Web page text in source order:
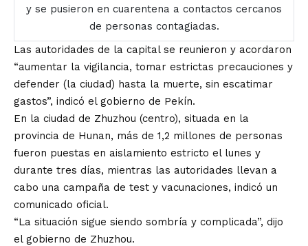
y se pusieron en cuarentena a contactos cercanos
de personas contagiadas.
Las autoridades de la capital se reunieron y acordaron
“aumentar la vigilancia, tomar estrictas precauciones y
defender (la ciudad) hasta la muerte, sin escatimar
gastos”, indicó el gobierno de Pekín.
En la ciudad de Zhuzhou (centro), situada en la
provincia de Hunan, más de 1,2 millones de personas
fueron puestas en aislamiento estricto el lunes y
durante tres días, mientras las autoridades llevan a
cabo una campaña de test y vacunaciones, indicó un
comunicado oficial.
“La situación sigue siendo sombría y complicada”, dijo
el gobierno de Zhuzhou.